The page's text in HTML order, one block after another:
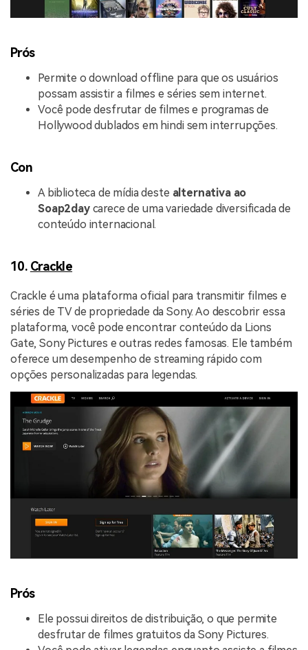
Prós
Permite o download offline para que os usuários
possam assistir a filmes e séries sem internet.
Você pode desfrutar de filmes e programas de
Hollywood dublados em hindi sem interrupções.
Con
A biblioteca de mídia deste alternativa ao
Soap2daycarece de uma variedade diversificada de
conteúdo internacional.
10. Crackle
Crackle é uma plataforma oficial para transmitir filmes e
séries de TV de propriedade da Sony. Ao descobrir essa
plataforma, você pode encontrar conteúdo da Lions
Gate, Sony Pictures e outras redes famosas. Ele também
oferece um desempenho de streaming rápido com
opções personalizadas para legendas.
Prós
Ele possui direitos de distribuição, o que permite
desfrutar de filmes gratuitos da Sony Pictures.